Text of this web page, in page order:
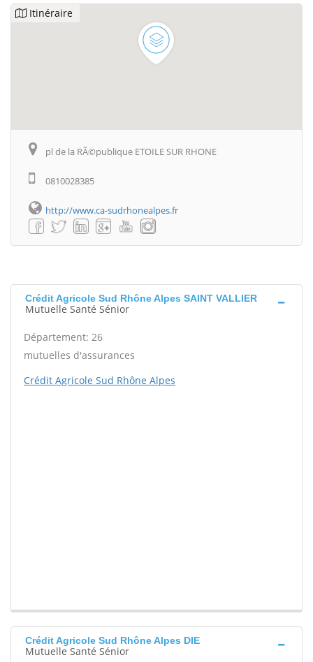
Itinéraire
pl de la RÃ©publique ETOILE SUR RHONE
0810028385
http://www.ca-sudrhonealpes.fr
Crédit Agricole Sud Rhône Alpes SAINT VALLIER
Mutuelle Santé Sénior
Département: 26
mutuelles d'assurances
Crédit Agricole Sud Rhône Alpes
Crédit Agricole Sud Rhône Alpes DIE
Mutuelle Santé Sénior